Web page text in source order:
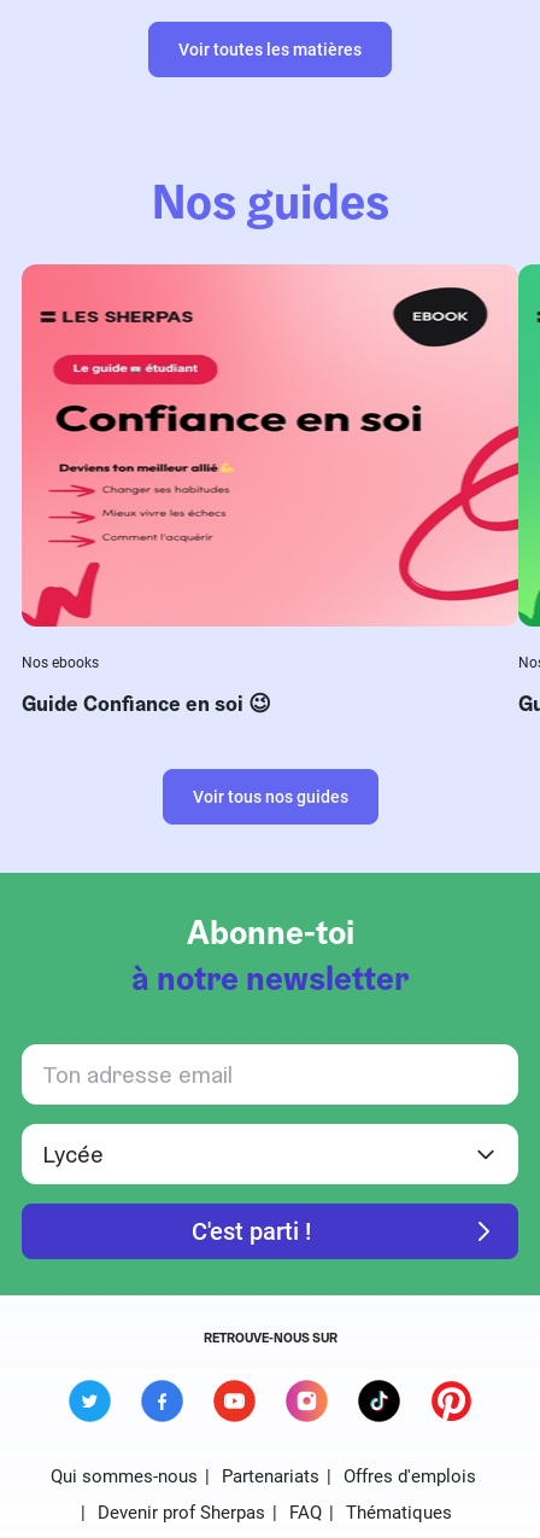
Voir toutes les matières
Nos guides
Nos ebooks
Guide Confiance en soi 😉
Voir tous nos guides
Abonne-toi
à notre newsletter
RETROUVE-NOUS SUR
Qui sommes-nous Partenariats
Offres d'emplois
Devenir prof Sherpas
FAQ Thématiques